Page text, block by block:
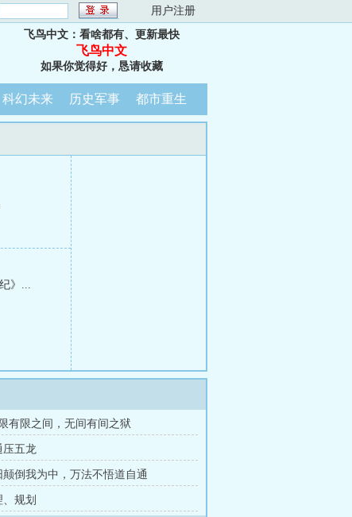
用户注册
飞鸟中文：看啥都有、更新最快
飞鸟中文
如果你觉得好，恳请收藏
科幻未来 历史军事 都市重生
》...
有限之间，无间有间之狱
压五龙
颠倒我为中，万法不悟道自通
规划